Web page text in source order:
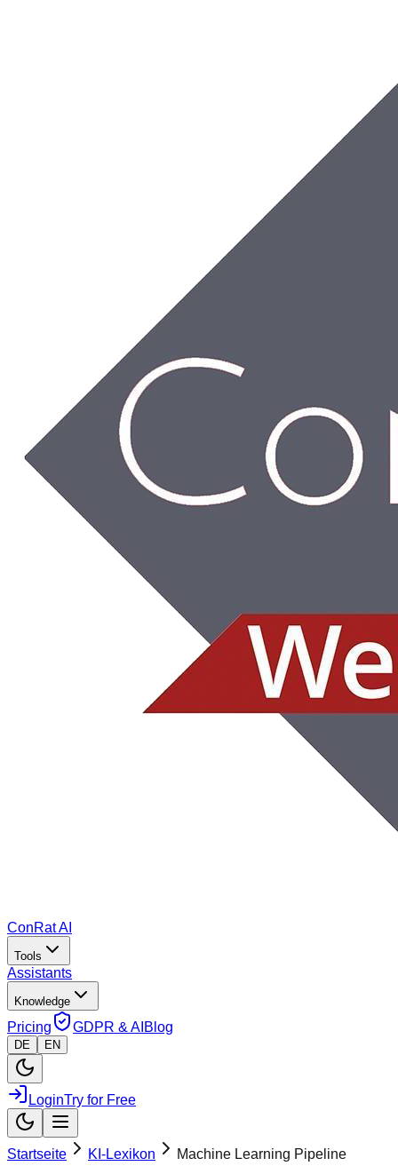
ConRat AI
Tools
Assistants
Knowledge
Pricing GDPR & AI Blog
DE EN
LoginTry for Free
Startseite KI-Lexikon Machine Learning Pipeline